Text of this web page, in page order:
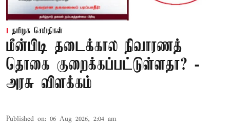
தமிழக செய்திகள்
மீன்பிடி தடைக்கால நிவாரணத்
தொகை குறைக்கப்பட்டுள்ளதா? -
அரசு விளக்கம்
Published on: 06 Aug 2026, 2:04 am